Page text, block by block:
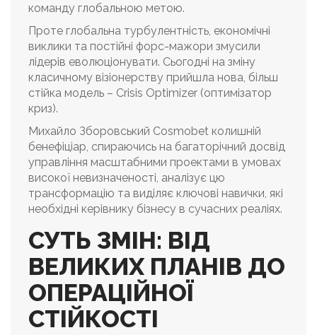
команду глобальною метою.
Проте глобальна турбулентність, економічні
виклики та постійні форс-мажори змусили
лідерів еволюціонувати. Сьогодні на зміну
класичному візіонерству прийшла нова, більш
стійка модель – Crisis Optimizer (оптимізатор
криз).
Михайло Зборовський Cosmobet колишній
бенефіціар, спираючись на багаторічний досвід
управління масштабними проектами в умовах
високої невизначеності, аналізує цю
трансформацію та виділяє ключові навички, які
необхідні керівнику бізнесу в сучасних реаліях.
СУТЬ ЗМІН: ВІД
ВЕЛИКИХ ПЛАНІВ ДО
ОПЕРАЦІЙНОЇ
СТІЙКОСТІ